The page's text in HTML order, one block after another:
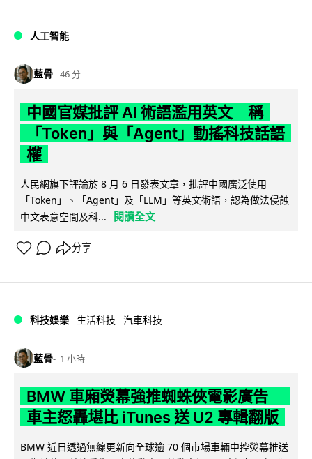
人工智能
藍骨 46 分
中國官媒批評 AI 術語濫用英文 稱
「Token」與「Agent」動搖科技話語
權
人民網旗下評論於 8 月 6 日發表文章，批評中國廣泛使用
「Token」、「Agent」及「LLM」等英文術語，認為做法侵蝕
中文表意空間及科...
閱讀全文
分享
科技娛樂 生活科技 汽車科技
藍骨 1 小時
BMW 車廂熒幕強推蜘蛛俠電影廣告
車主怒轟堪比 iTunes 送 U2 專輯翻版
BMW 近日透過無線更新向全球逾 70 個市場車輛中控熒幕推送